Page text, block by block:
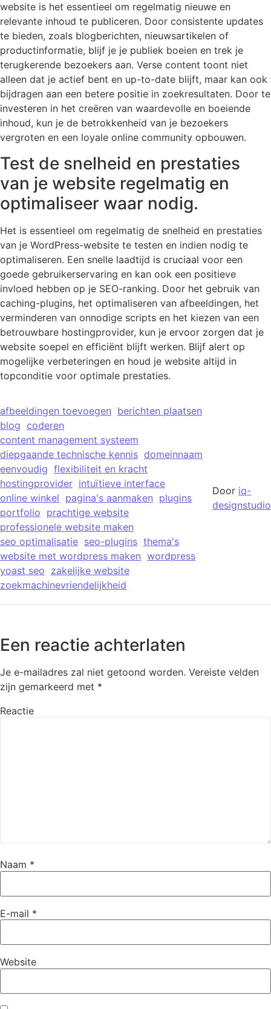
website is het essentieel om regelmatig nieuwe en
relevante inhoud te publiceren. Door consistente updates
te bieden, zoals blogberichten, nieuwsartikelen of
productinformatie, blijf je je publiek boeien en trek je
terugkerende bezoekers aan. Verse content toont niet
alleen dat je actief bent en up-to-date blijft, maar kan ook
bijdragen aan een betere positie in zoekresultaten. Door te
investeren in het creëren van waardevolle en boeiende
inhoud, kun je de betrokkenheid van je bezoekers
vergroten en een loyale online community opbouwen.
Test de snelheid en prestaties
van je website regelmatig en
optimaliseer waar nodig.
Het is essentieel om regelmatig de snelheid en prestaties
van je WordPress-website te testen en indien nodig te
optimaliseren. Een snelle laadtijd is cruciaal voor een
goede gebruikerservaring en kan ook een positieve
invloed hebben op je SEO-ranking. Door het gebruik van
caching-plugins, het optimaliseren van afbeeldingen, het
verminderen van onnodige scripts en het kiezen van een
betrouwbare hostingprovider, kun je ervoor zorgen dat je
website soepel en efficiënt blijft werken. Blijf alert op
mogelijke verbeteringen en houd je website altijd in
topconditie voor optimale prestaties.
afbeeldingen toevoegen berichten plaatsen
blog coderen
content management systeem
diepgaande technische kennis domeinnaam
eenvoudig flexibiliteit en kracht
hostingprovider intuïtieve interface
online winkel pagina's aanmaken plugins
portfolio prachtige website
professionele website maken
seo optimalisatie seo-plugins thema's
website met wordpress maken wordpress
yoast seo zakelijke website
zoekmachinevriendelijkheid
Door iq-
designstudio
Een reactie achterlaten
Je e-mailadres zal niet getoond worden. Vereiste velden
zijn gemarkeerd met *
Reactie
Naam *
E-mail *
Website